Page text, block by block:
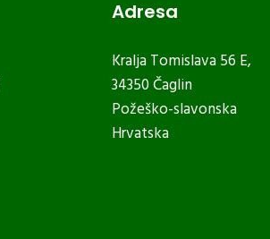
Adresa
Kralja Tomislava 56 E,
34350 Čaglin
Požeško-slavonska
Hrvatska